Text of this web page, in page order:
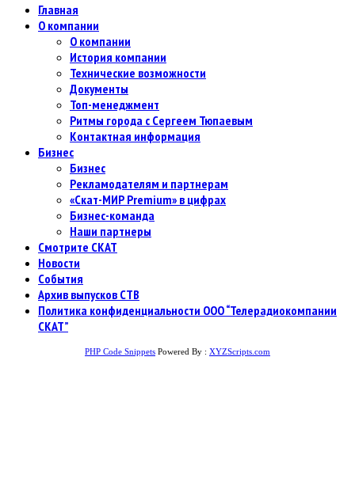
Главная
О компании
О компании
История компании
Технические возможности
Документы
Топ-менеджмент
Ритмы города с Сергеем Тюпаевым
Контактная информация
Бизнес
Бизнес
Рекламодателям и партнерам
«Скат-МИР Premium» в цифрах
Бизнес-команда
Наши партнеры
Смотрите СКАТ
Новости
События
Архив выпусков СТВ
Политика конфиденциальности ООО “Телерадиокомпании
СКАТ”
PHP Code Snippets Powered By : XYZScripts.com